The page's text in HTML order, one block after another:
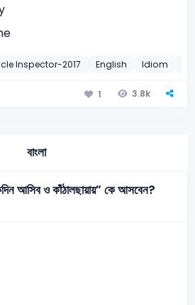
Inspector-2017 English Idiom
1 3.8k
বাংলা
আসিব ও কাঁঠালছায়ায়” কে আসবেন?